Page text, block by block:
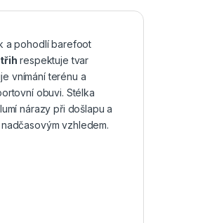
a pohodlí barefoot
respektuje tvar
vnímání terénu a
obuvi. Stélka
tlumí nárazy při došlapu a
vzhledem.